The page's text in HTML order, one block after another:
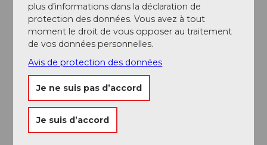
Transports en commun
La Sattelegg n'est pas desservie par le réseau de
en été.
Auteur(e)
Einsiedeln-Ybrig-Zürichsee Tourismus
plus d’informations dans la déclaration de
protection des données. Vous avez à tout
moment le droit de vous opposer au traitement
de vos données personnelles.
Avis de protection des données
Je ne suis pas d’accord
Je suis d’accord